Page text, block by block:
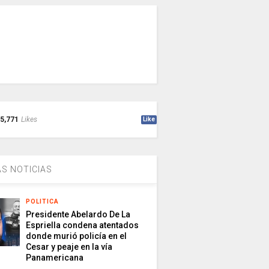
5,771 Likes Like
NOTICIAS
POLITICA
Presidente Abelardo De La
Espriella condena atentados
donde murió policía en el
Cesar y peaje en la vía
Panamericana